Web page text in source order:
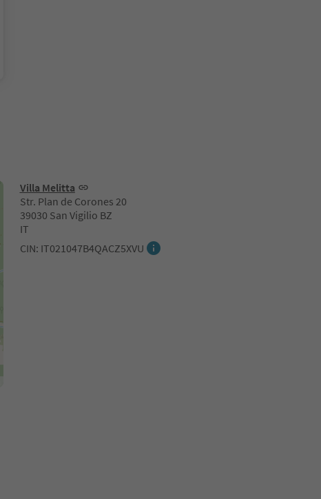
Villa Melitta
Str. Plan de Corones 20
39030 San Vigilio BZ
IT
CIN: IT021047B4QACZ5XVU